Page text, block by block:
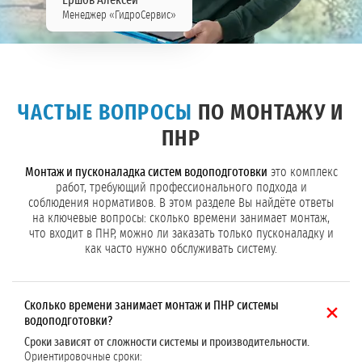
Менеджер «ГидроСервис»
ЧАСТЫЕ ВОПРОСЫ
ПО МОНТАЖУ И
ПНР
Монтаж и пусконаладка систем водоподготовки это комплекс
работ, требующий профессионального подхода и
соблюдения нормативов. В этом разделе Вы найдёте ответы
на ключевые вопросы: сколько времени занимает монтаж,
что входит в ПНР, можно ли заказать только пусконаладку и
как часто нужно обслуживать систему.
Сколько времени занимает монтаж и ПНР системы
водоподготовки?
Сроки зависят от сложности системы и производительности.
Ориентировочные сроки: